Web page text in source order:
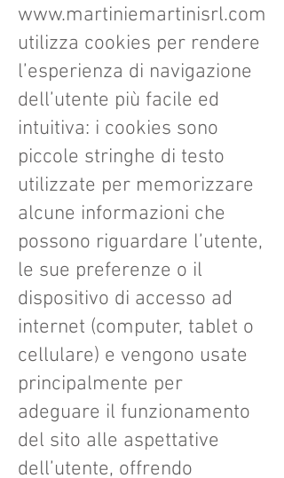
www.martiniemartinisrl.com
utilizza cookies per rendere
l’esperienza di navigazione
dell’utente più facile ed
intuitiva: i cookies sono
piccole stringhe di testo
utilizzate per memorizzare
alcune informazioni che
possono riguardare l’utente,
le sue preferenze o il
dispositivo di accesso ad
internet (computer, tablet o
cellulare) e vengono usate
principalmente per
adeguare il funzionamento
del sito alle aspettative
dell’utente, offrendo